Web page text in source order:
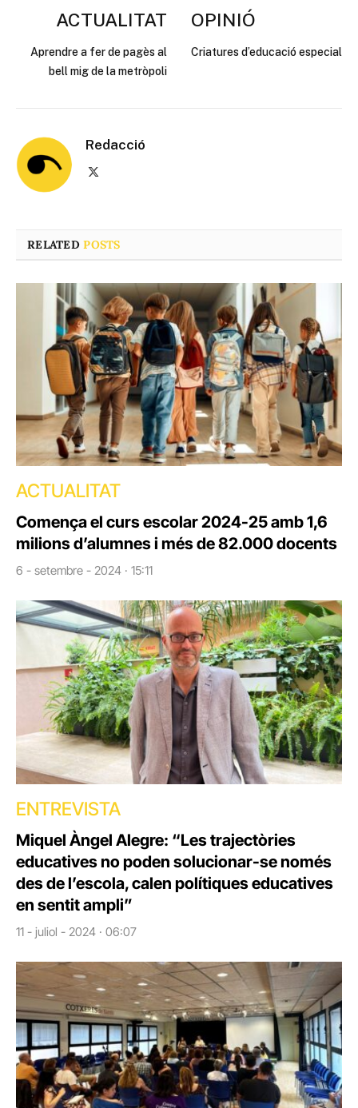
ACTUALITAT
Aprendre a fer de pagès al
bell mig de la metròpoli
OPINIÓ
Criatures d’educació especial
Redacció
RELATEDPOSTS
ACTUALITAT
Comença el curs escolar 2024-25 amb 1,6
milions d’alumnes i més de 82.000 docents
6 - setembre - 2024 · 15:11
ENTREVISTA
Miquel Àngel Alegre: “Les trajectòries
educatives no poden solucionar-se només
des de l’escola, calen polítiques educatives
en sentit ampli”
11 - juliol - 2024 · 06:07